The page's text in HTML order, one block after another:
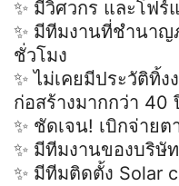
✨ มีวิศวกร และโฟ
✨ มีทีมงานที่ชำนาญ
ชั่วโมง
✨ ไม่เคยมีประวัติทิ้
ก่อสร้างมากกว่า 40
✨ ชัดเจน! เบิกจ่าย
✨ มีทีมงานของบริษั
✨ มีทีมติดตั้ง Solar